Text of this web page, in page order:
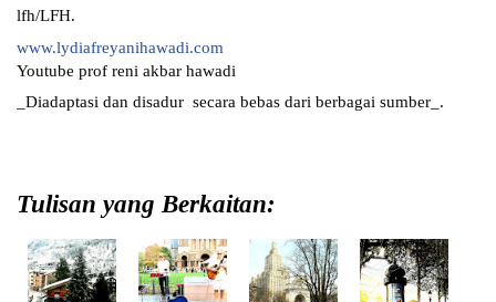
lfh/LFH.
www.lydiafreyanihawadi.com
Youtube prof reni akbar hawadi
_Diadaptasi dan disadur  secara bebas dari berbagai sumber_.
Tulisan yang Berkaitan: